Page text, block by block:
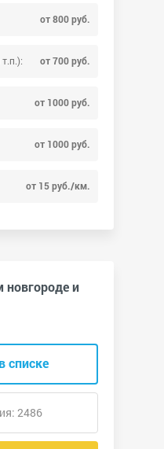
от 800 руб.
от 700 руб.
от 1000 руб.
от 1000 руб.
от 15 руб./км.
новгороде и
списке
2486